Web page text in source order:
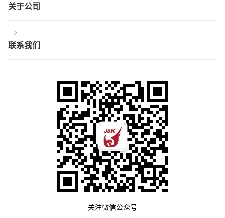
关于公司
联系我们
关注微信公众号